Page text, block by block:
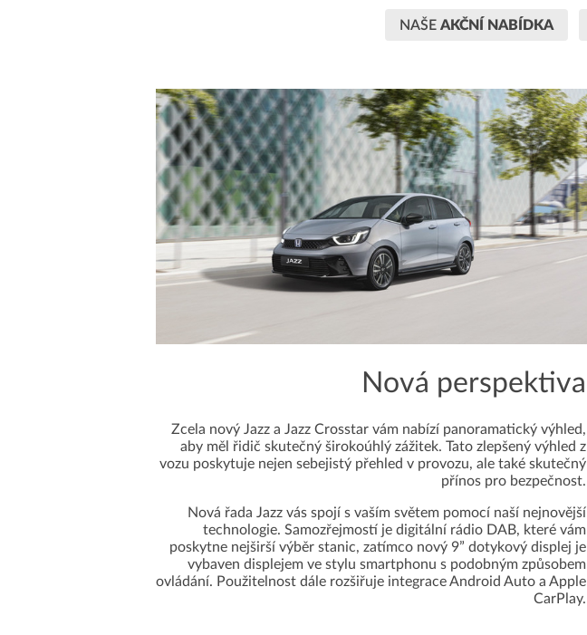
NAŠE AKČNÍ NABÍDKA
Nová perspektiva
Zcela nový Jazz a Jazz Crosstar vám nabízí panoramatický výhled,
aby měl řidič skutečný širokoúhlý zážitek. Tato zlepšený výhled z
vozu poskytuje nejen sebejistý přehled v provozu, ale také skutečný
přínos pro bezpečnost.
Nová řada Jazz vás spojí s vaším světem pomocí naší nejnovější
technologie. Samozřejmostí je digitální rádio DAB, které vám
poskytne nejširší výběr stanic, zatímco nový 9” dotykový displej je
vybaven displejem ve stylu smartphonu s podobným způsobem
ovládání. Použitelnost dále rozšiřuje integrace Android Auto a Apple
CarPlay.